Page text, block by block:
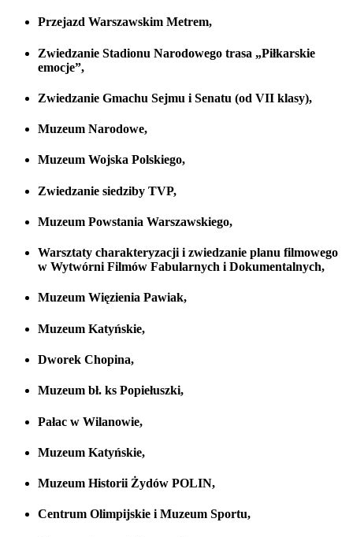
Przejazd Warszawskim Metrem,
Zwiedzanie Stadionu Narodowego trasa „Piłkarskie
emocje”,
Zwiedzanie Gmachu Sejmu i Senatu (od VII klasy),
Muzeum Narodowe,
Muzeum Wojska Polskiego,
Zwiedzanie siedziby TVP,
Muzeum Powstania Warszawskiego,
Warsztaty charakteryzacji i zwiedzanie planu filmowego
w Wytwórni Filmów Fabularnych i Dokumentalnych,
Muzeum Więzienia Pawiak,
Muzeum Katyńskie,
Dworek Chopina,
Muzeum bł. ks Popiełuszki,
Pałac w Wilanowie,
Muzeum Katyńskie,
Muzeum Historii Żydów POLIN,
Centrum Olimpijskie i Muzeum Sportu,